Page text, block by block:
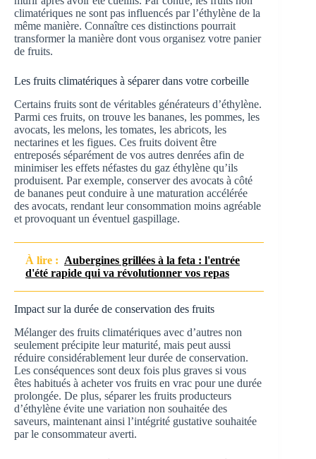
climatériques ne sont pas influencés par l’éthylène de la
même manière. Connaître ces distinctions pourrait
transformer la manière dont vous organisez votre panier
de fruits.
Les fruits climatériques à séparer dans votre corbeille
Certains fruits sont de véritables générateurs d’éthylène.
Parmi ces fruits, on trouve les bananes, les pommes, les
avocats, les melons, les tomates, les abricots, les
nectarines et les figues. Ces fruits doivent être
entreposés séparément de vos autres denrées afin de
minimiser les effets néfastes du gaz éthylène qu’ils
produisent. Par exemple, conserver des avocats à côté
de bananes peut conduire à une maturation accélérée
des avocats, rendant leur consommation moins agréable
et provoquant un éventuel gaspillage.
À lire : Aubergines grillées à la feta : l'entrée
d'été rapide qui va révolutionner vos repas
Impact sur la durée de conservation des fruits
Mélanger des fruits climatériques avec d’autres non
seulement précipite leur maturité, mais peut aussi
réduire considérablement leur durée de conservation.
Les conséquences sont deux fois plus graves si vous
êtes habitués à acheter vos fruits en vrac pour une durée
prolongée. De plus, séparer les fruits producteurs
d’éthylène évite une variation non souhaitée des
saveurs, maintenant ainsi l’intégrité gustative souhaitée
par le consommateur averti.